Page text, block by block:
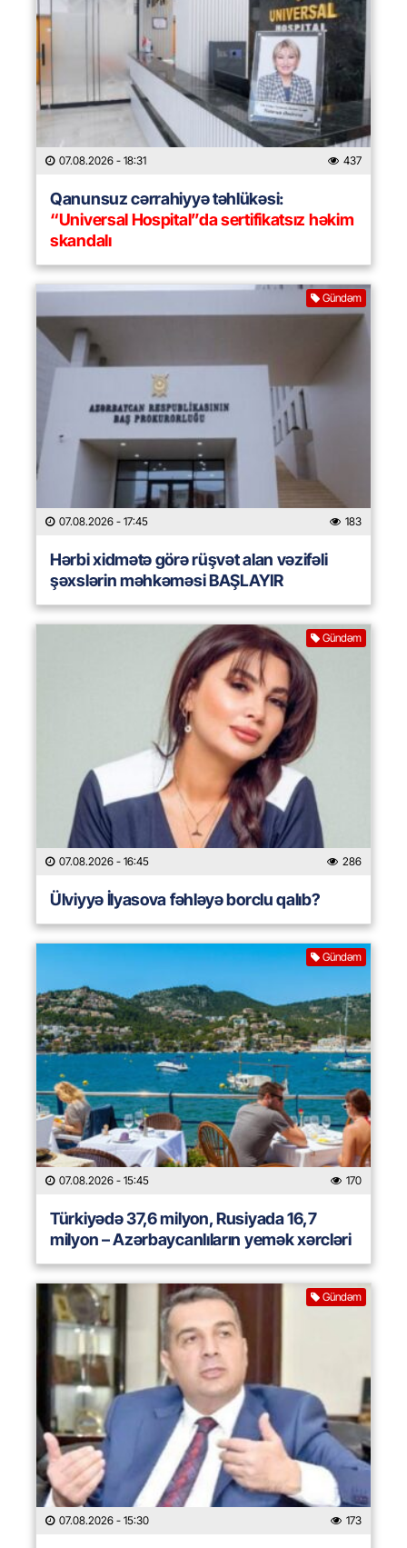
07.08.2026 - 18:31 437
Qanunsuz cərrahiyyə təhlükəsi:
“Universal Hospital”da sertifikatsız həkim
skandalı
Gündəm
07.08.2026 - 17:45 183
Hərbi xidmətə görə rüşvət alan vəzifəli
şəxslərin məhkəməsi BAŞLAYIR
Gündəm
07.08.2026 - 16:45 286
Ülviyyə İlyasova fəhləyə borclu qalıb?
Gündəm
07.08.2026 - 15:45 170
Türkiyədə 37,6 milyon, Rusiyada 16,7
milyon – Azərbaycanlıların yemək xərcləri
Gündəm
07.08.2026 - 15:30 173